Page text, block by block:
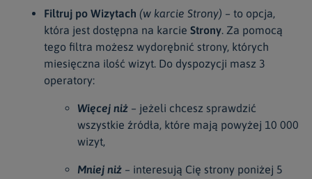
Filtruj po Wizytach (w karcie Strony) – to opcja,
która jest dostępna na karcie Strony. Za pomocą
tego filtra możesz wydorębnić strony, których
miesięczna ilość wizyt. Do dyspozycji masz 3
operatory:
Więcej niż – jeżeli chcesz sprawdzić
wszystkie źródła, które mają powyżej 10 000
wizyt,
Mniej niż – interesują Cię strony poniżej 5